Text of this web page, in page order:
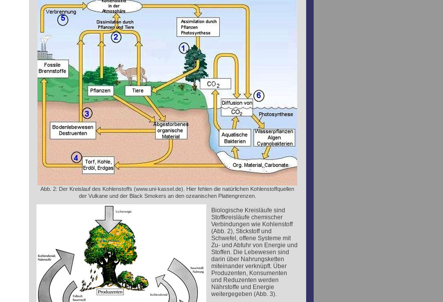
Abb. 2: Der Kreislauf des Kohlenstoffs (www.uni-kassel.de). Hier fehlen die natürlichen Kohlenstoffquellen
der Vulkane und der Black Smokers an den ozeanischen Plattengrenzen.
Biologische Kreisläufe sind
Stoffkreisläufe chemischer
Verbindungen wie Kohlenstoff
(Abb. 2), Stickstoff und
Schwefel, offene Systeme mit
Zu- und Abfuhr von Energie und
Stoffen. Die Lebewesen sind
darin über Nahrungsketten
miteinander verknüpft. Über
Produzenten, Konsumenten
und Reduzenten werden
Nährstoffe und Energie
weitergegeben (Abb. 3).